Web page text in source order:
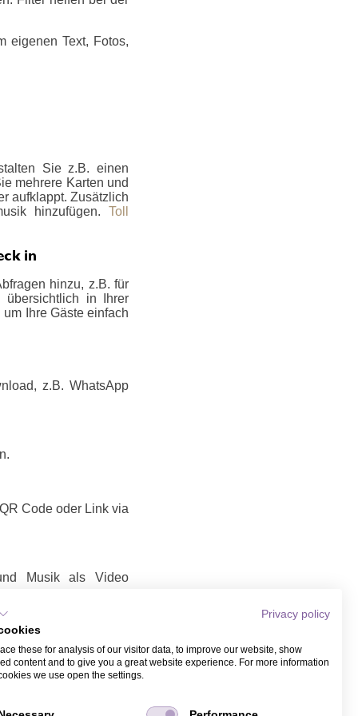
eigenen Text, Fotos,
Sie z.B. einen
mehrere Karten und
aufklappt. Zusätzlich
hinzufügen. Toll
in
hinzu, z.B. für
übersichtlich in Ihrer
Ihre Gäste einfach
z.B. WhatsApp
Code oder Link via
Musik als Video
Video teilen
/ Video, das Sie
Name und Email bei
WhatsApp.
Privacy policy
these for analysis of our visitor data, to improve our website, show
content and to give you a great website experience. For more information
we use open the settings.